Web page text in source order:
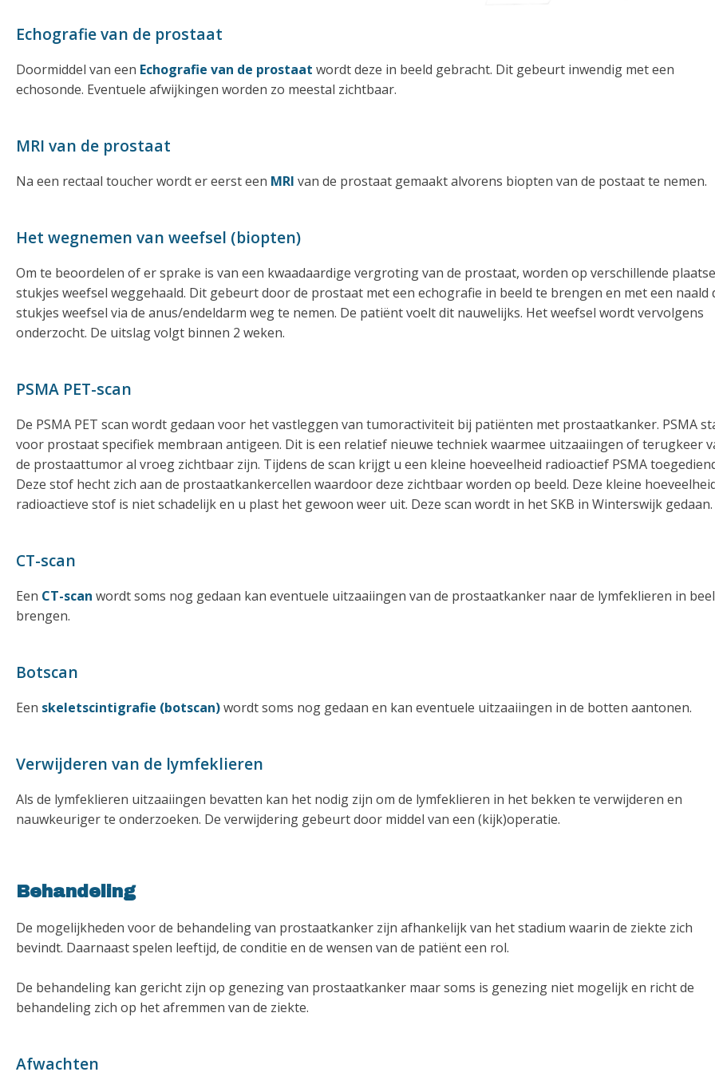
Echografie van de prostaat
Doormiddel van een Echografie van de prostaat wordt deze in beeld gebracht. Dit gebeurt inwendig met een
echosonde. Eventuele afwijkingen worden zo meestal zichtbaar.
MRI van de prostaat
Na een rectaal toucher wordt er eerst een MRI van de prostaat gemaakt alvorens biopten van de postaat te nemen.
Het wegnemen van weefsel (biopten)
Om te beoordelen of er sprake is van een kwaadaardige vergroting van de prostaat, worden op verschillende
stukjes weefsel weggehaald. Dit gebeurt door de prostaat met een echografie in beeld te brengen en met een naald
stukjes weefsel via de anus/endeldarm weg te nemen. De patiënt voelt dit nauwelijks. Het weefsel wordt vervolgens
onderzocht. De uitslag volgt binnen 2 weken.
PSMA PET-scan
De PSMA PET scan wordt gedaan voor het vastleggen van tumoractiviteit bij patiënten met prostaatkanker. PSMA
voor prostaat specifiek membraan antigeen. Dit is een relatief nieuwe techniek waarmee uitzaaiingen of terugkeer
de prostaattumor al vroeg zichtbaar zijn. Tijdens de scan krijgt u een kleine hoeveelheid radioactief PSMA
Deze stof hecht zich aan de prostaatkankercellen waardoor deze zichtbaar worden op beeld. Deze kleine
radioactieve stof is niet schadelijk en u plast het gewoon weer uit. Deze scan wordt in het SKB in Winterswijk gedaan.
CT-scan
Een CT-scan wordt soms nog gedaan kan eventuele uitzaaiingen van de prostaatkanker naar de lymfeklieren in
brengen.
Botscan
Een skeletscintigrafie (botscan)wordt soms nog gedaan en kan eventuele uitzaaiingen in de botten aantonen.
Verwijderen van de lymfeklieren
Als de lymfeklieren uitzaaiingen bevatten kan het nodig zijn om de lymfeklieren in het bekken te verwijderen en
nauwkeuriger te onderzoeken. De verwijdering gebeurt door middel van een (kijk)operatie.
Behandeling
De mogelijkheden voor de behandeling van prostaatkanker zijn afhankelijk van het stadium waarin de ziekte zich
bevindt. Daarnaast spelen leeftijd, de conditie en de wensen van de patiënt een rol.
De behandeling kan gericht zijn op genezing van prostaatkanker maar soms is genezing niet mogelijk en richt de
behandeling zich op het afremmen van de ziekte.
Afwachten